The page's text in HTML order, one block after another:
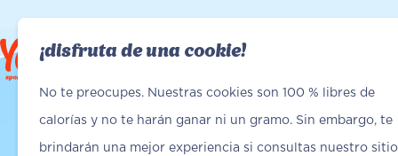
¡disfruta de una cookie!
No te preocupes. Nuestras cookies son 100 % libres de
calorías y no te harán ganar ni un gramo. Sin embargo, te
brindarán una mejor experiencia si consultas nuestro sitio